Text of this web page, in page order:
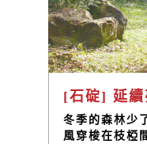
冬季的森林少
風穿梭在枝椏